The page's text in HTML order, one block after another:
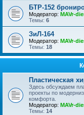
БТР-152
Модератор: MAVr-
Темы: 6
ЗиЛ-164
Модератор: MAVr-
Темы: 18
Пластическая
Здесь обсуждаем
проекты по
комфорта.
Модератор: MAVr-
Темы: 14